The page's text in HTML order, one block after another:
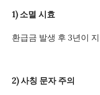
1) 소멸 시효
환급금 발생 후 3년이
2) 사칭 문자 주의